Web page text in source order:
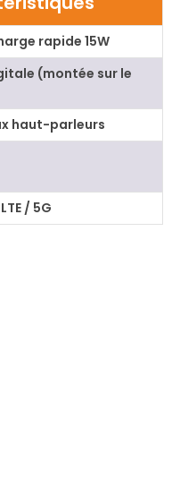
rapide 15W
(montée sur le
haut-parleurs
/ 5G